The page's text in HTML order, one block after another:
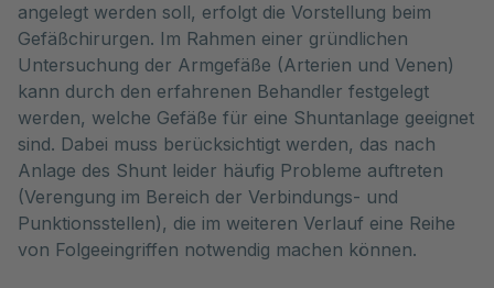
angelegt werden soll, erfolgt die Vorstellung beim
Gefäßchirurgen. Im Rahmen einer gründlichen
Untersuchung der Armgefäße (Arterien und Venen)
kann durch den erfahrenen Behandler festgelegt
werden, welche Gefäße für eine Shuntanlage geeignet
sind. Dabei muss berücksichtigt werden, das nach
Anlage des Shunt leider häufig Probleme auftreten
(Verengung im Bereich der Verbindungs- und
Punktionsstellen), die im weiteren Verlauf eine Reihe
von Folgeeingriffen notwendig machen können.